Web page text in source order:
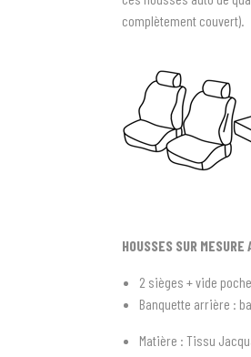
complètement couvert).
HOUSSES SUR
2 sièges + vide
Banquette arrière :
Matière : Tissu